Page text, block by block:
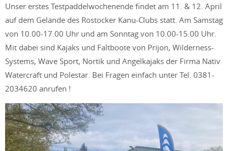
Unser erstes Testpaddelwochenende findet am 11. & 12. April
auf dem Gelände des Rostocker Kanu-Clubs statt. Am Samstag
von 10.00-17.00 Uhr und am Sonntag von 10.00-15.00 Uhr.
Mit dabei sind Kajaks und Faltboote von Prijon, Wilderness-
Systems, Wave Sport, Nortik und Angelkajaks der Firma Nativ
Watercraft und Polestar. Bei Fragen einfach unter Tel. 0381-
2034620 anrufen !